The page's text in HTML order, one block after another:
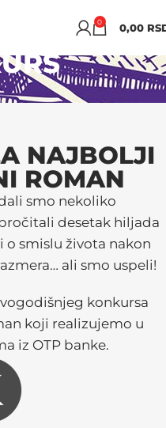
0 0,00
NAJBOLJI
ROMAN
smo nekoliko
desetak hiljada
smislu života nakon
ali smo uspeli!
konkursa
koji realizujemo u
iz OTP banke.